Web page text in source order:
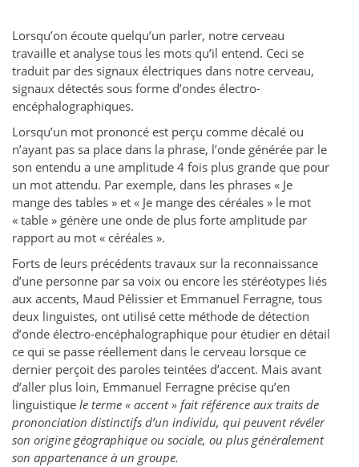
Lorsqu’on écoute quelqu’un parler, notre cerveau
travaille et analyse tous les mots qu’il entend. Ceci se
traduit par des signaux électriques dans notre cerveau,
signaux détectés sous forme d’ondes électro-
encéphalographiques.
Lorsqu’un mot prononcé est perçu comme décalé ou
n’ayant pas sa place dans la phrase, l’onde générée par le
son entendu a une amplitude 4 fois plus grande que pour
un mot attendu. Par exemple, dans les phrases « Je
mange des tables » et « Je mange des céréales » le mot
« table » génère une onde de plus forte amplitude par
rapport au mot « céréales ».
Forts de leurs précédents travaux sur la reconnaissance
d’une personne par sa voix ou encore les stéréotypes liés
aux accents, Maud Pélissier et Emmanuel Ferragne, tous
deux linguistes, ont utilisé cette méthode de détection
d’onde électro-encéphalographique pour étudier en détail
ce qui se passe réellement dans le cerveau lorsque ce
dernier perçoit des paroles teintées d’accent. Mais avant
d’aller plus loin, Emmanuel Ferragne précise qu’en
linguistique le terme « accent » fait référence aux traits de
prononciation distinctifs d’un individu, qui peuvent révéler
son origine géographique ou sociale, ou plus généralement
son appartenance à un groupe.